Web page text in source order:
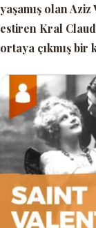
yaşamış olan
estiren Kral
ortaya çıkmış bir